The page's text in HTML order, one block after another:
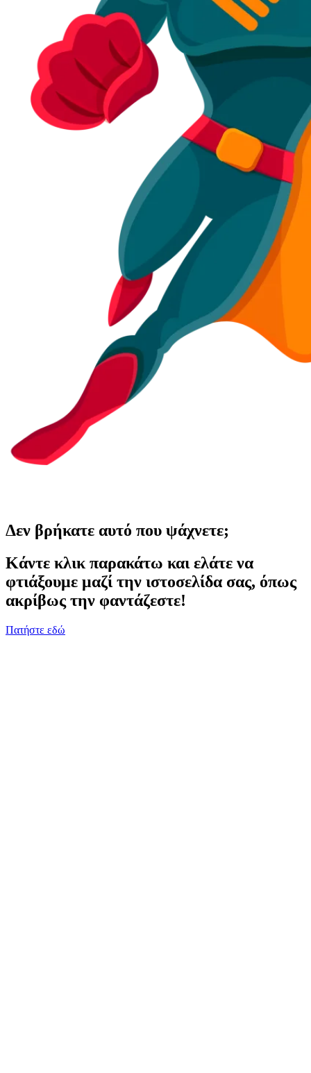
Δεν βρήκατε αυτό που ψάχνετε;
Κάντε κλικ παρακάτω και ελάτε να
φτιάξουμε μαζί την ιστοσελίδα σας, όπως
ακρίβως την φαντάζεστε!
Πατήστε εδώ